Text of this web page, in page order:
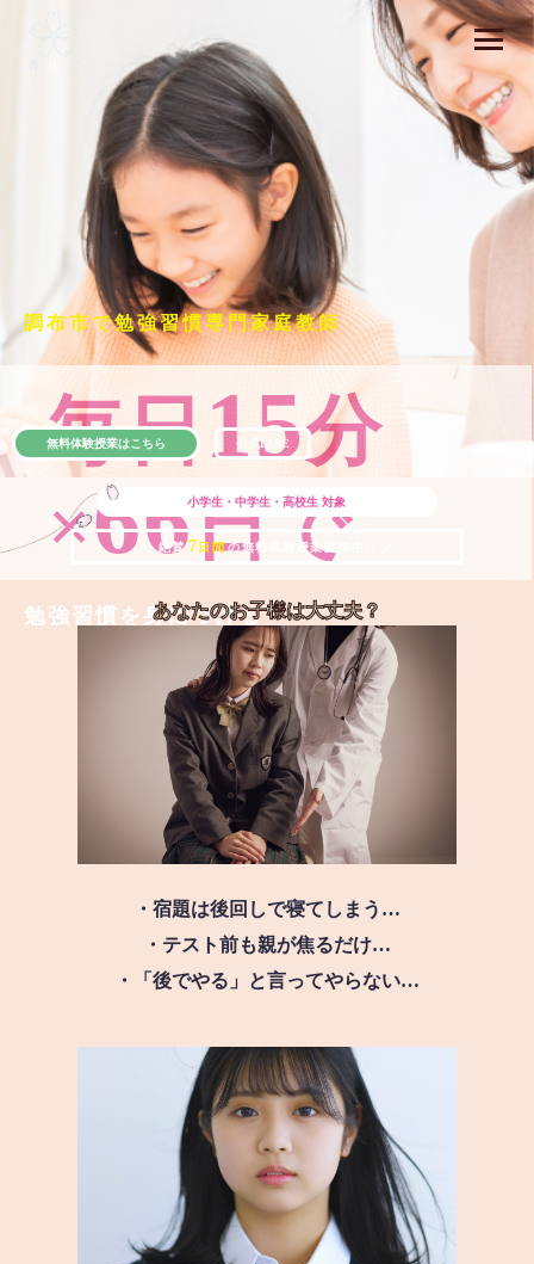
調布市で勉強習慣専門家庭教師
毎日15分
×66日で
勉強習慣を身につける
小学生・中学生・高校生 対象
＼ 絶賛 7 日間の無料体験授業実施中!! ／
無料体験授業はこちら 公式LINE
あなたのお子様は大丈夫？
・宿題は後回しで寝てしまう…
・テスト前も親が焦るだけ…
・「後でやる」と言ってやらない…